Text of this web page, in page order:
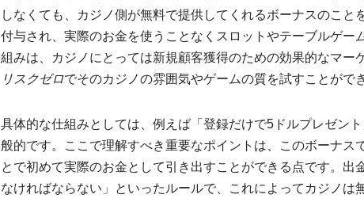
しなくても、カジノ側が無料で提供してくれるボーナスのこ
付与され、実際のお金を使うことなくスロットやテーブルゲー
組みは、カジノにとっては新規顧客獲得のための効果的なマー
リスクゼロでそのカジノの雰囲気やゲームの質を試すことがで
具体的な仕組みとしては、例えば「登録だけで5ドルプレゼン
般的です。ここで理解すべき重要なポイントは、このボーナス
とで初めて実際のお金として引き出すことができる点です。
なければならない」といったルールで、これによってカジノは